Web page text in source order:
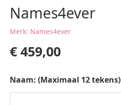
Names4ever
Merk: Names4ever
€459,00
Naam: (Maximaal 12 tekens)